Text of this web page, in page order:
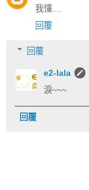
我懂....
回覆
回覆
e2-lala
淚~~~
回覆